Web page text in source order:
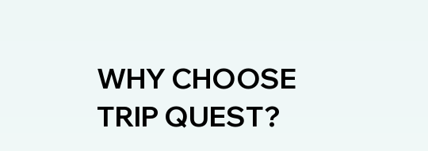
WHY CHOOSE
TRIP QUEST?